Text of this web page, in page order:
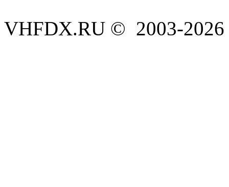
VHFDX.RU © 2003-2026